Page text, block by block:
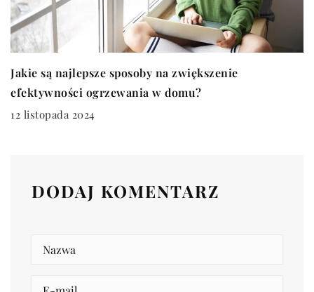
Jakie są najlepsze sposoby na zwiększenie
efektywności ogrzewania w domu?
12 listopada 2024
DODAJ KOMENTARZ